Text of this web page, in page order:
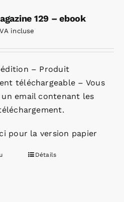
129 – ebook
incluse
– Produit
téléchargeable – Vous
un email contenant les
pour la version papier
Détails